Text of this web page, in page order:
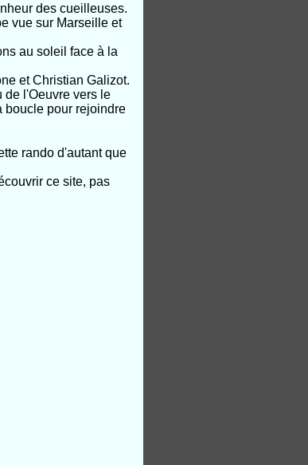
des cueilleuses.
vue sur Marseille et
au soleil face à la
et Christian Galizot.
de l'Oeuvre vers le
boucle pour rejoindre
rando d'autant que
ce site, pas